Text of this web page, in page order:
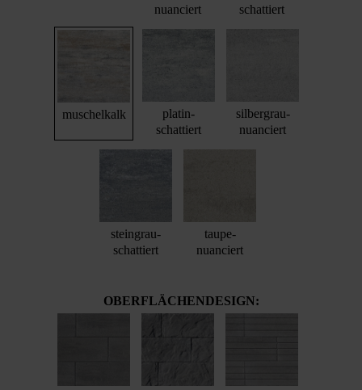
nuanciert
schattiert
muschelkalk
platin-
schattiert
silbergrau-
nuanciert
steingrau-
schattiert
taupe-
nuanciert
OBERFLÄCHENDESIGN: